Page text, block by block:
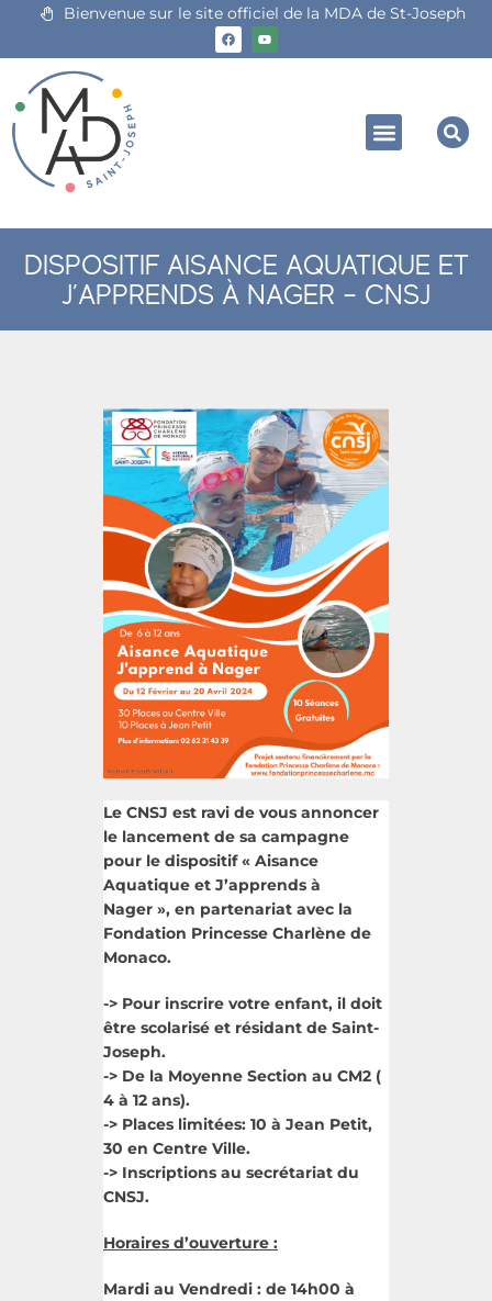
Bienvenue sur le site officiel de la MDA de St-Joseph
DISPOSITIF AISANCE AQUATIQUE ET
J’APPRENDS À NAGER – CNSJ
Le CNSJ est ravi de vous annoncer
le lancement de sa campagne
pour le dispositif « Aisance
Aquatique et J’apprends à
Nager », en partenariat avec la
Fondation Princesse Charlène de
Monaco.
-> Pour inscrire votre enfant, il doit
être scolarisé et résidant de Saint-
Joseph.
-> De la Moyenne Section au CM2 (
4 à 12 ans).
-> Places limitées: 10 à Jean Petit,
30 en Centre Ville.
-> Inscriptions au secrétariat du
CNSJ.
Horaires d’ouverture :
Mardi au Vendredi : de 14h00 à